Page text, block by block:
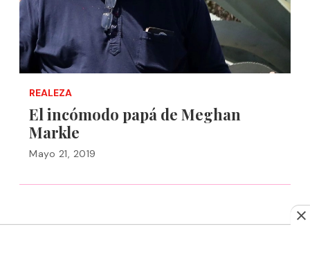
REALEZA
El incómodo papá de Meghan
Markle
Mayo 21, 2019